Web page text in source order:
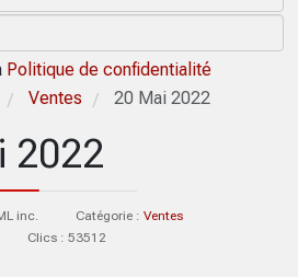
Politique de confidentialité
/ Ventes / 20 Mai 2022
2022
inc. Catégorie : Ventes
Clics : 53512